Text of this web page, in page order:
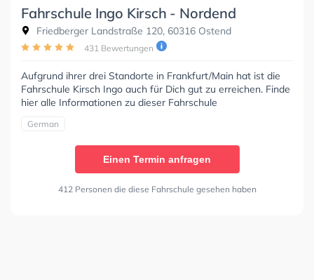
Fahrschule Ingo Kirsch - Nordend
Friedberger Landstraße 120, 60316 Ostend
431 Bewertungen
Aufgrund ihrer drei Standorte in Frankfurt/Main hat ist die
Fahrschule Kirsch Ingo auch für Dich gut zu erreichen. Finde
hier alle Informationen zu dieser Fahrschule
German
Einen Termin anfragen
412 Personen die diese Fahrschule gesehen haben